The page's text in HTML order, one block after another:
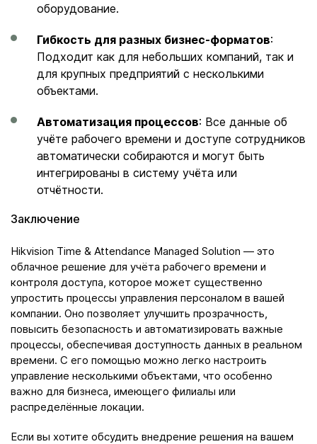
оборудование.
Гибкость для разных бизнес-форматов:
Подходит как для небольших компаний, так и
для крупных предприятий с несколькими
объектами.
Автоматизация процессов: Все данные об
учёте рабочего времени и доступе сотрудников
автоматически собираются и могут быть
интегрированы в систему учёта или
отчётности.
Заключение
Hikvision Time & Attendance Managed Solution — это
облачное решение для учёта рабочего времени и
контроля доступа, которое может существенно
упростить процессы управления персоналом в вашей
компании. Оно позволяет улучшить прозрачность,
повысить безопасность и автоматизировать важные
процессы, обеспечивая доступность данных в реальном
времени. С его помощью можно легко настроить
управление несколькими объектами, что особенно
важно для бизнеса, имеющего филиалы или
распределённые локации.
Если вы хотите обсудить внедрение решения на вашем